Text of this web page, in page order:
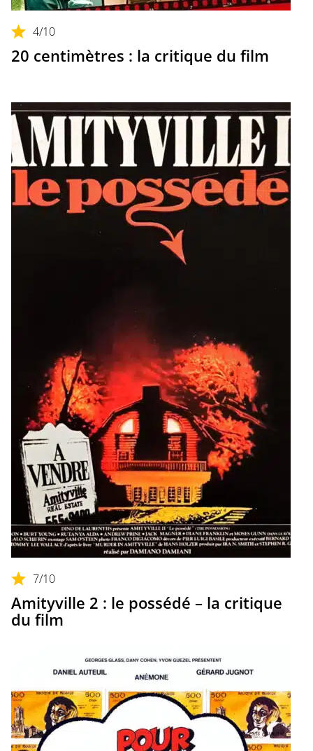
4/10
20 centimètres : la critique du film
7/10
Amityville 2 : le possédé – la critique
du film